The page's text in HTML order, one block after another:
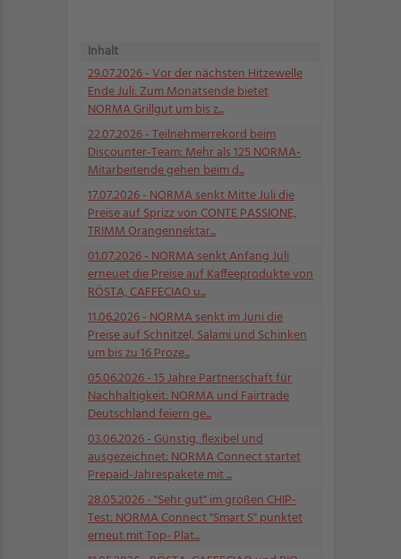
Inhalt
29.07.2026- Vor der nächsten Hitzewelle
Ende Juli: Zum Monatsende bietet
NORMA Grillgut um bis z...
22.07.2026- Teilnehmerrekord beim
Discounter-Team: Mehr als 125 NORMA-
Mitarbeitende gehen beim d...
17.07.2026- NORMA senkt Mitte Juli die
Preise auf Sprizz von CONTE PASSIONE,
TRIMM Orangennektar...
01.07.2026- NORMA senkt Anfang Juli
erneuet die Preise auf Kaffeeprodukte von
RÖSTA, CAFFECIAO u...
11.06.2026- NORMA senkt im Juni die
Preise auf Schnitzel, Salami und Schinken
um bis zu 16 Proze...
05.06.2026- 15 Jahre Partnerschaft für
Nachhaltigkeit: NORMA und Fairtrade
Deutschland feiern ge...
03.06.2026- Günstig, flexibel und
ausgezeichnet: NORMA Connect startet
Prepaid-Jahrespakete mit ...
28.05.2026- "Sehr gut" im großen CHIP-
Test: NORMA Connect "Smart S" punktet
erneut mit Top- Plat...